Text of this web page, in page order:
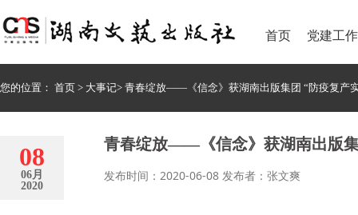
首页 党建工作
您的位置： 首页 > 大事记> 青春绽放——《信念》获湖南出版集团 “防疫复产
08
06月
2020
青春绽放——《信念》获湖南出版
发布时间：2020-06-08 发布者：张文爽